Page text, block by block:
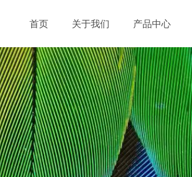
首页 关于我们 产品中心